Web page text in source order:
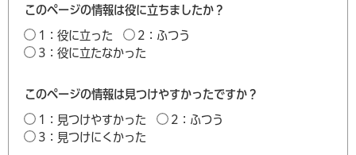
このページの情報は役に立ちましたか？
1：役に立った
2：ふつう
3：役に立たなかった
このページの情報は見つけやすかったですか？
1：見つけやすかった
2：ふつう
3：見つけにくかった